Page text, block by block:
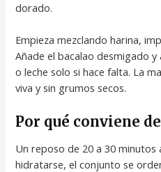
dorado.
Empieza mezclando harina,
Añade el bacalao desmigado
o leche solo si hace falta. La
viva y sin grumos secos.
Por qué conviene
Un reposo de 20 a 30 minutos
hidratarse, el conjunto se